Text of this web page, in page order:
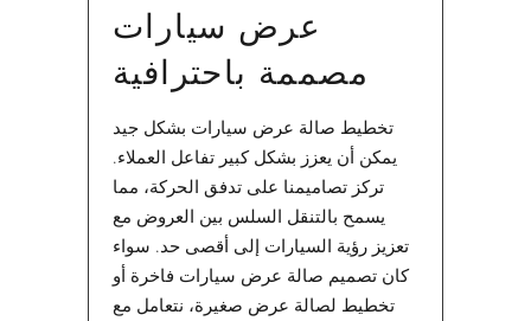
عرض سيارات
مصممة باحترافية
تخطيط صالة عرض سيارات بشكل جيد
يمكن أن يعزز بشكل كبير تفاعل العملاء.
تركز تصاميمنا على تدفق الحركة، مما
يسمح بالتنقل السلس بين العروض مع
تعزيز رؤية السيارات إلى أقصى حد. سواء
كان تصميم صالة عرض سيارات فاخرة أو
تخطيط لصالة عرض صغيرة، نتعامل مع